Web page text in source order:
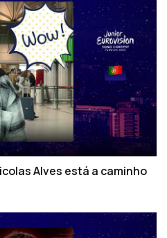
Alves está a caminho